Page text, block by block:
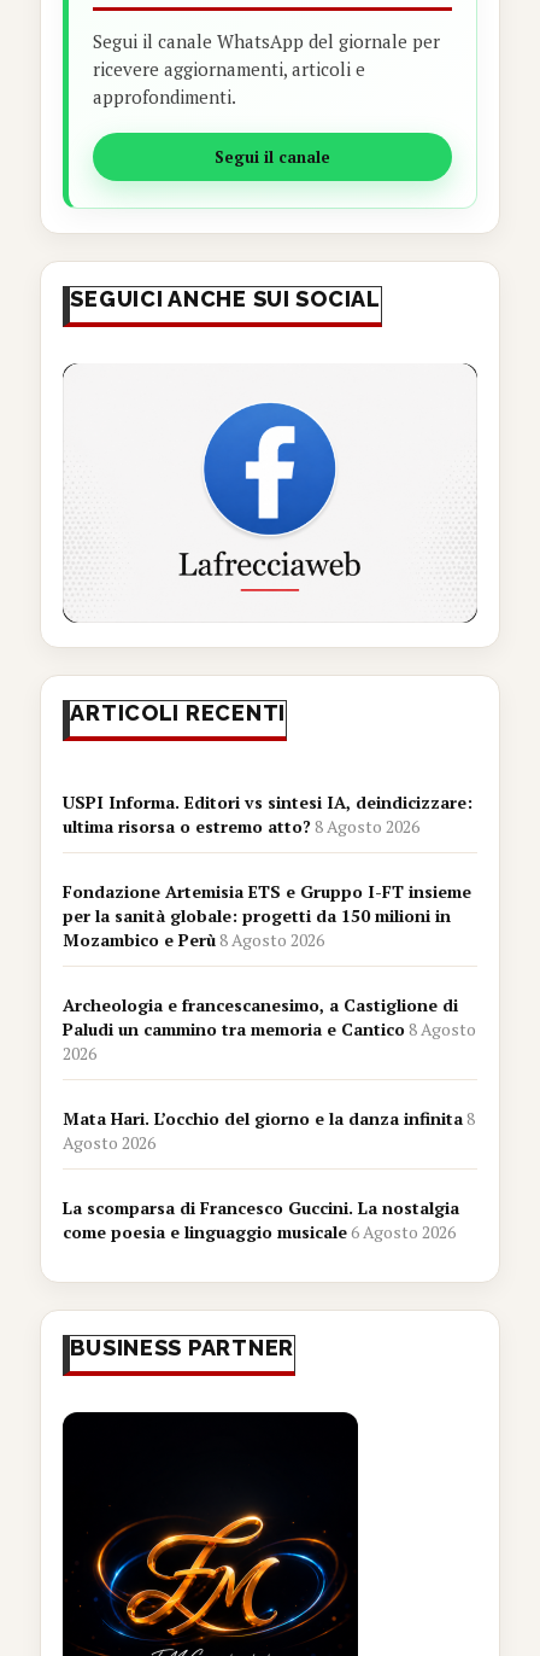
Segui il canale WhatsApp del giornale per
ricevere aggiornamenti, articoli e
approfondimenti.
Segui il canale
SEGUICI ANCHE SUI SOCIAL
ARTICOLI RECENTI
USPI Informa. Editori vs sintesi IA, deindicizzare:
ultima risorsa o estremo atto?8 Agosto 2026
Fondazione Artemisia ETS e Gruppo I-FT insieme
per la sanità globale: progetti da 150 milioni in
Mozambico e Perù8 Agosto 2026
Archeologia e francescanesimo, a Castiglione di
Paludi un cammino tra memoria e Cantico8 Agosto
2026
Mata Hari. L’occhio del giorno e la danza infinita8
Agosto 2026
La scomparsa di Francesco Guccini. La nostalgia
come poesia e linguaggio musicale6 Agosto 2026
BUSINESS PARTNER